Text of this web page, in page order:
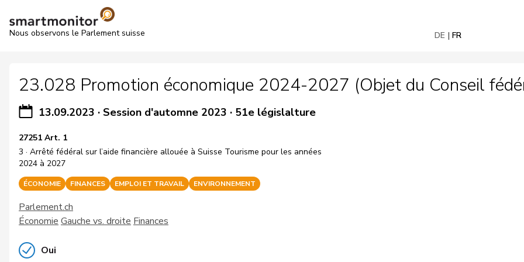
Nous observons le Parlement suisse DE FR
23.028 Promotion économique 2024-2027 (Objet du Conseil
13.09.2023 · Session d'automne 2023 · 51e législalture
27251 Art. 1
3 · Arrêté fédéral sur l’aide financière allouée à Suisse Tourisme pour les années
2024 à 2027
ÉCONOMIE FINANCES EMPLOI ET TRAVAIL ENVIRONNEMENT
Parlement.ch
Économie Gauche vs. droite Finances
Oui